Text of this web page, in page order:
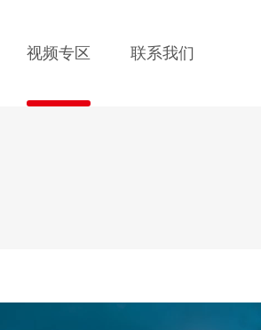
视频专区 联系我们